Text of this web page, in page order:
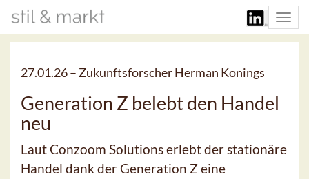
27.01.26 – Zukunftsforscher Herman Konings
Generation Z belebt den Handel
neu
Laut Conzoom Solutions erlebt der stationäre
Handel dank der Generation Z eine